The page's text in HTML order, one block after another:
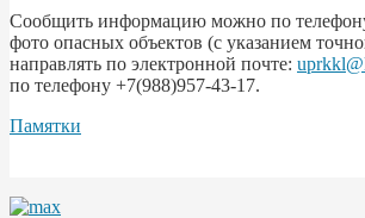
Сообщить информацию можно по
фото опасных объектов (с указанием
направлять по электронной почте:
по телефону +7(988)957-43-17.
Памятки